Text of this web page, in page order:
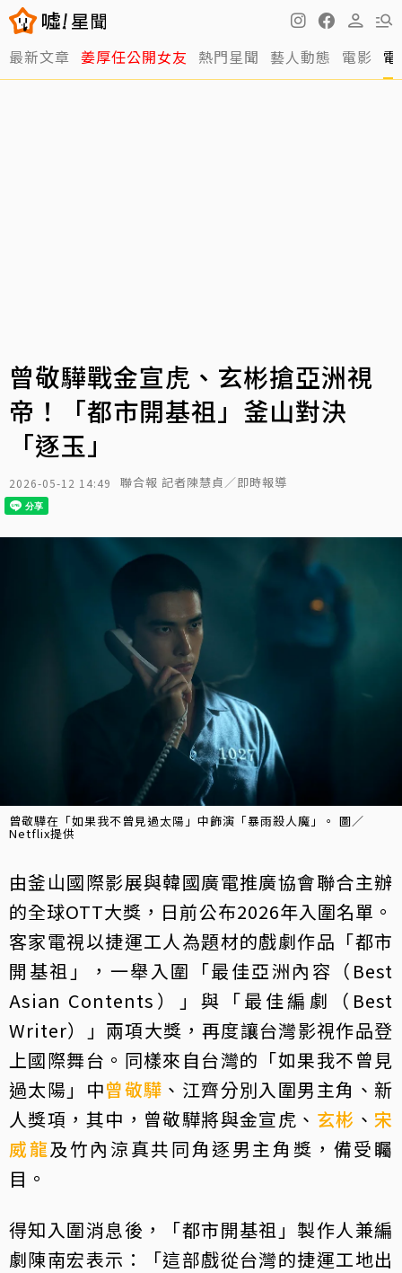
最新文章 姜厚任公開女友 熱門星聞 藝人動態 電影
曾敬驊戰金宣虎、玄彬搶亞洲視
帝！「都市開基祖」釜山對決
「逐玉」
2026-05-12 14:49 聯合報 記者陳慧貞／即時報導
曾敬驊在「如果我不曾見過太陽」中飾演「暴雨殺人魔」。 圖／
Netflix提供
由釜山國際影展與韓國廣電推廣協會聯合主辦
的全球OTT大獎，日前公布2026年入圍名單。
客家電視以捷運工人為題材的戲劇作品「都市
開基祖」，一舉入圍「最佳亞洲內容（Best
Asian Contents）」與「最佳編劇（Best
Writer）」兩項大獎，再度讓台灣影視作品登
上國際舞台。同樣來自台灣的「如果我不曾見
過太陽」中曾敬驊 、江齊分別入圍男主角、新
人獎項，其中，曾敬驊將與金宣虎、 玄彬 、 宋
威龍及竹內涼真共同角逐男主角獎，備受矚
目。
得知入圍消息後，「都市開基祖」製作人兼編
劇陳南宏表示：「這部戲從台灣的捷運工地出